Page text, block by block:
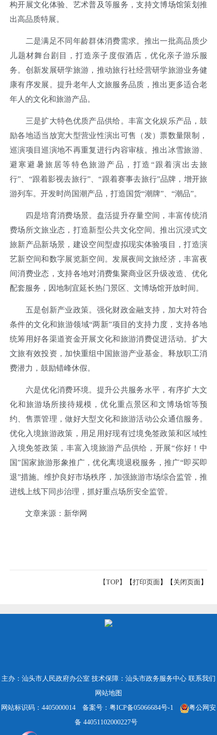
构开展文化体验、艺术普及等服务，支持文博场馆策划推
出高品质特展。
二是满足不同年龄群体消费需求。推出一批高品质少
儿题材舞台剧目，打造亲子度假酒店，优化亲子游乐服
务。创新发展研学旅游，推动旅行社经营研学旅游业务健
康有序发展。提升老年人文旅服务品质，推出更多适合老
年人的文化和旅游产品。
三是扩大特色优质产品供给。丰富文化娱乐产品，鼓
励各地适当放宽大型营业性演出可售（发）票数量限制，
巡演项目巡演地不再重复进行内容审核。推出冰雪旅游、
避寒避暑旅居等特色旅游产品，打造“跟着演出去旅
行”、“跟着影视去旅行”、“跟着赛事去旅行”品牌，增开旅
游列车。开发时尚国潮产品，打造国货“潮牌”、“潮品”。
四是培育消费场景。盘活提升存量空间，丰富传统消
费场所文旅业态，打造新型公共文化空间。推出沉浸式文
旅新产品新场景，建设空间型虚拟现实体验项目，打造演
艺新空间和数字展览新空间。发展夜间文旅经济，丰富夜
间消费业态，支持各地对消费集聚商业区升级改造、优化
配套服务，因地制宜延长热门景区、文博场馆开放时间。
五是创新产业政策。强化财政金融支持，加大对符合
条件的文化和旅游领域“两新”项目的支持力度，支持各地
统筹用好各渠道资金开展文化和旅游消费促进活动。扩大
文旅有效投资，加快重组中国旅游产业基金。释放职工消
费潜力，鼓励错峰休假。
六是优化消费环境。提升公共服务水平，有序扩大文
化和旅游场所接待规模，优化重点景区和文博场馆等预
约、售票管理，做好大型文化和旅游活动公众通信服务。
优化入境旅游政策，用足用好现有过境免签政策和区域性
入境免签政策，丰富入境旅游产品供给，开展“你好！中
国”国家旅游形象推广，优化离境退税服务，推广“即买即
退”措施。维护良好市场秩序，加强旅游市场综合监管，推
进线上线下同步治理，抓好重点场所安全监管。
文章来源： 新华网
【TOP】 【打印页面 】【 关闭页面 】
主办：汕头市人民政府办公室 技术保障：汕头市政务服务中心 联系我们
网站地图
网站标识码：4405000014
备案号：粤ICP备05066684号-1
粤公网安
备 44051102000227号